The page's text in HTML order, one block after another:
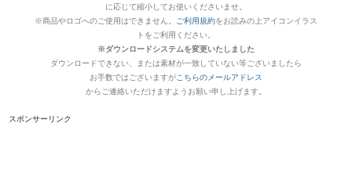
に応じて縮小してお使いくださいませ。
※商品やロゴへのご使用はできません。
ご利用規約をお読みの上アイコンイラス
トをご利用ください。
※ダウンロードシステムを変更いたしました
ダウンロードできない、または素材が一致していない等ございましたら
お手数ではございますがこちらのメールアドレス
からご連絡いただけますようお願い申し上げます。
スポンサーリンク